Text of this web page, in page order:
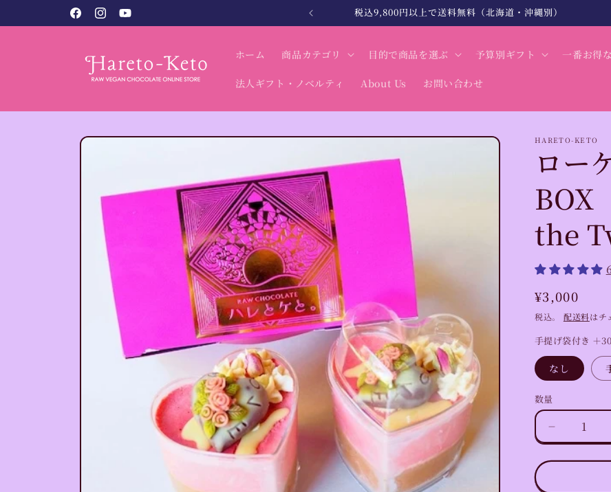
FacebookInstagram
YouTube
税込9,800円以上で送料無料（北海道・沖縄別） 北海道・沖縄は税込12,000円以上で送料無料
ホーム 商品カテゴリ 目的で商品を選ぶ 予算別ギフト 一番お得
法人ギフト・ノベルティ About Us お問い合わせ
商品情報
HARETO-KETO
ロー
BOX
the
通
常
価
格
¥3,000
税込。 配送料はチ
手提げ袋付き ＋
なし
数
量
数量